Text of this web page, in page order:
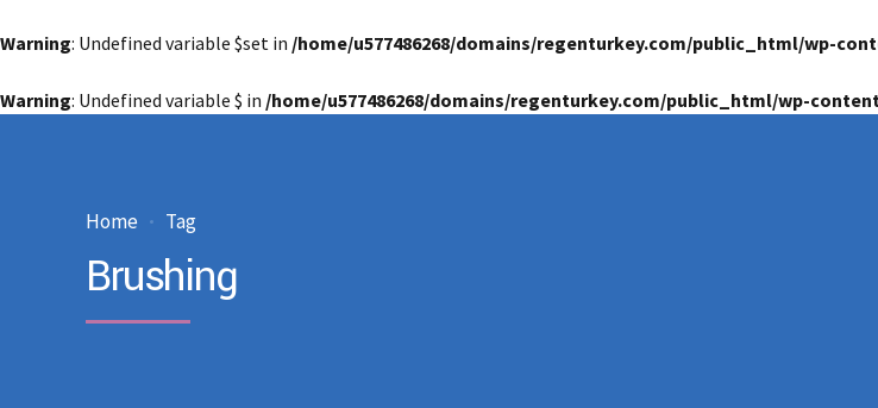
Warning: Undefined variable $set in /home/u577486268/domains/regenturkey.com/public_html/wp-
Warning: Undefined variable $ in /home/u577486268/domains/regenturkey.com/public_html/wp-
Home Tag
Brushing